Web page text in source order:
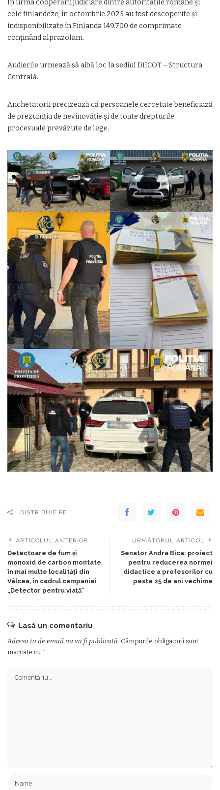
În urma cooperării judiciare dintre autoritățile române și
cele finlandeze, în octombrie 2025 au fost descoperite și
indisponibilizate în Finlanda 149.700 de comprimate
conținând alprazolam.
Audierile urmează să aibă loc la sediul DIICOT – Structura
Centrală.
Anchetatorii precizează că persoanele cercetate beneficiază
de prezumția de nevinovăție și de toate drepturile
procesuale prevăzute de lege.
DISTRIBUIE PE
ARTICOLUL ANTERIOR
Detectoare de fum și
monoxid de carbon montate
în mai multe localități din
Vâlcea, în cadrul campaniei
„Detector pentru viață”
URMĂTORUL ARTICOL
Senator Andra Bica: proiect
pentru reducerea normei
didactice a profesorilor cu
peste 25 de ani vechime
Lasă un comentariu
Adresa ta de email nu va fi publicată. Câmpurile obligatorii sunt
marcate cu *